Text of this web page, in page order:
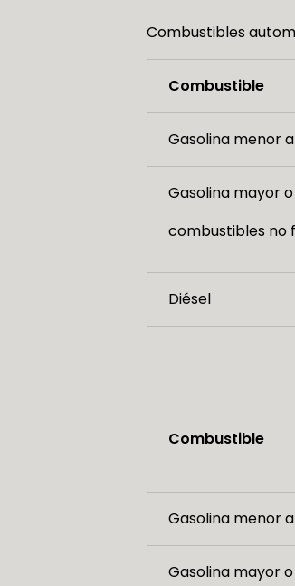
Combustibles
Combustible
Gasolina menor
Gasolina mayor
combustibles no
Diésel
Combustible
Gasolina menor
Gasolina mayor